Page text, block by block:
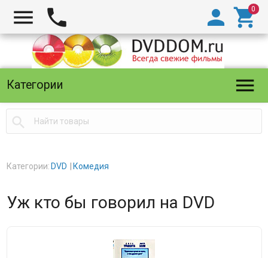
  

Категории 

Категории: DVD Комедия
Уж кто бы говорил на DVD